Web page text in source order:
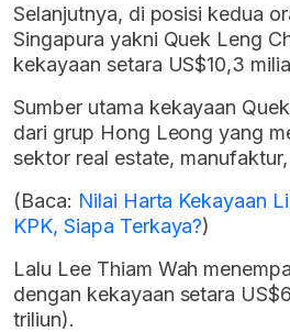
Selanjutnya, di posisi kedua
Singapura yakni Quek Leng
kekayaan setara US$10,3
Sumber utama kekayaan
dari grup Hong Leong yang
sektor real estate,
(Baca: Nilai Harta Kekayaan
KPK, Siapa Terkaya?)
Lalu Lee Thiam Wah
dengan kekayaan setara
triliun).